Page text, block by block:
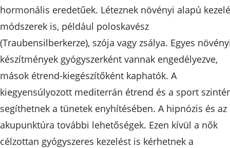
hormonális eredetűek. Léteznek növényi alapú
módszerek is, például poloskavész
(Traubensilberkerze), szója vagy zsálya. Egyes
készítmények gyógyszerként vannak engedélyezve,
mások étrend-kiegészítőként kaphatók. A
kiegyensúlyozott mediterrán étrend és a sport
segíthetnek a tünetek enyhítésében. A hipnózis és az
akupunktúra további lehetőségek. Ezen kívül a nők
célzottan gyógyszeres kezelést is kérhetnek a